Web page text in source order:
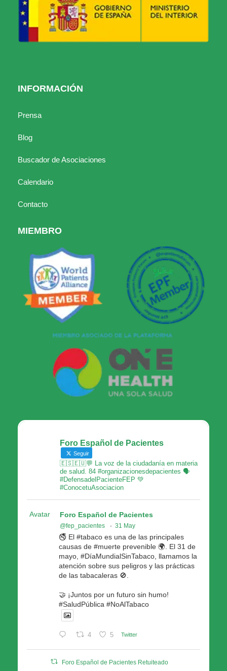
INFORMACIÓN
Prensa
Blog
Buscador de Asociaciones
Calendario
Contacto
MIEMBRO
Foro Español de Pacientes
Seguir
🇪🇸🇪🇺💬 La voz de la ciudadanía en materia
de salud. 84 #organizacionesdepacientes 🗣
#DefensadelPacienteFEP 💚
#ConocetuAsociacion
Avatar Foro Español de Pacientes
@fep_pacientes · 31 May
🚭 El #tabaco es una de las principales
causas de #muerte prevenible 🌍. El 31 de
mayo, #DíaMundialSinTabaco, llamamos la
atención sobre sus peligros y las prácticas
de las tabacaleras 🚫.
🤝 ¡Juntos por un futuro sin humo!
#SaludPública #NoAlTabaco
4 5 Twitter
Foro Español de Pacientes Retuiteado